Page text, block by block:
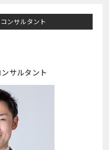
ンサルタント
サルタント